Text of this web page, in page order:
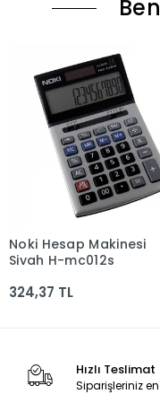
Sepete Ekle
Noki Hesap Makinesi
Siyah H-mc012s
324,37 TL
Hızlı Teslimat
Siparişleriniz